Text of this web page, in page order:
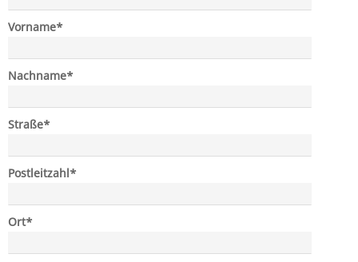
Pflichtfeld
Vorname*
Pflichtfeld
Nachname*
Pflichtfeld
Straße*
Pflichtfeld
Postleitzahl*
Pflichtfeld
Ort*